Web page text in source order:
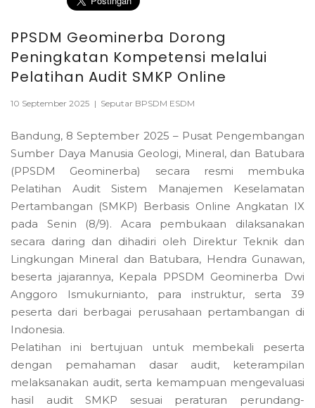
PPSDM Geominerba Dorong
Peningkatan Kompetensi melalui
Pelatihan Audit SMKP Online
10 September 2025 | Seputar BPSDM ESDM
Bandung, 8 September 2025 – Pusat Pengembangan
Sumber Daya Manusia Geologi, Mineral, dan Batubara
(PPSDM Geominerba) secara resmi membuka
Pelatihan Audit Sistem Manajemen Keselamatan
Pertambangan (SMKP) Berbasis Online Angkatan IX
pada Senin (8/9). Acara pembukaan dilaksanakan
secara daring dan dihadiri oleh Direktur Teknik dan
Lingkungan Mineral dan Batubara, Hendra Gunawan,
beserta jajarannya, Kepala PPSDM Geominerba Dwi
Anggoro Ismukurnianto, para instruktur, serta 39
peserta dari berbagai perusahaan pertambangan di
Indonesia.
Pelatihan ini bertujuan untuk membekali peserta
dengan pemahaman dasar audit, keterampilan
melaksanakan audit, serta kemampuan mengevaluasi
hasil audit SMKP sesuai peraturan perundang-